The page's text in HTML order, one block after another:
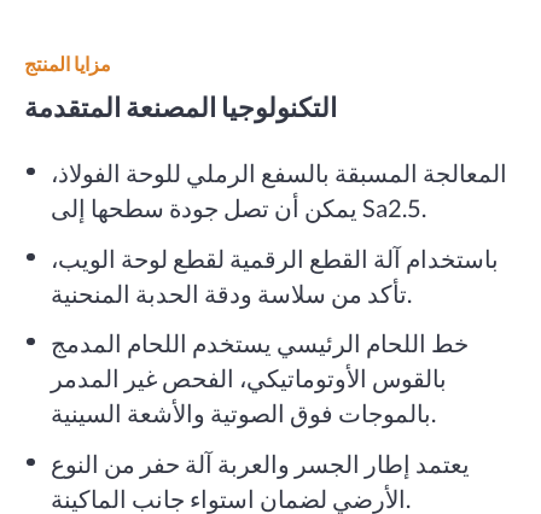
مزايا المنتج
التكنولوجيا المصنعة المتقدمة
المعالجة المسبقة بالسفع الرملي للوحة الفولاذ،
يمكن أن تصل جودة سطحها إلى Sa2.5.
باستخدام آلة القطع الرقمية لقطع لوحة الويب،
تأكد من سلاسة ودقة الحدبة المنحنية.
خط اللحام الرئيسي يستخدم اللحام المدمج
بالقوس الأوتوماتيكي، الفحص غير المدمر
بالموجات فوق الصوتية والأشعة السينية.
يعتمد إطار الجسر والعربة آلة حفر من النوع
الأرضي لضمان استواء جانب الماكينة.